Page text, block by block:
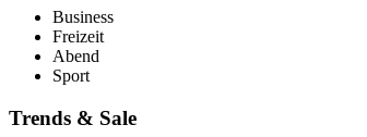
Business
Freizeit
Abend
Sport
Trends & Sale